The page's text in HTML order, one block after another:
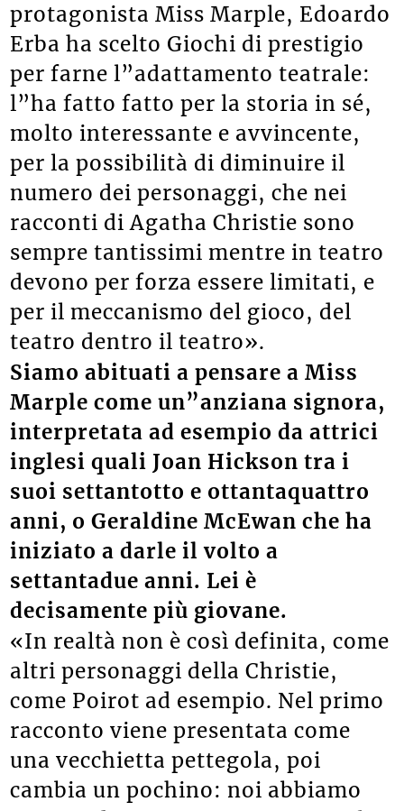
protagonista Miss Marple, Edoardo
Erba ha scelto Giochi di prestigio
per farne l”adattamento teatrale:
l”ha fatto fatto per la storia in sé,
molto interessante e avvincente,
per la possibilità di diminuire il
numero dei personaggi, che nei
racconti di Agatha Christie sono
sempre tantissimi mentre in teatro
devono per forza essere limitati, e
per il meccanismo del gioco, del
teatro dentro il teatro».
Siamo abituati a pensare a Miss
Marple come un”anziana signora,
interpretata ad esempio da attrici
inglesi quali Joan Hickson tra i
suoi settantotto e ottantaquattro
anni, o Geraldine McEwan che ha
iniziato a darle il volto a
settantadue anni. Lei è
decisamente più giovane.
«In realtà non è così definita, come
altri personaggi della Christie,
come Poirot ad esempio. Nel primo
racconto viene presentata come
una vecchietta pettegola, poi
cambia un pochino: noi abbiamo